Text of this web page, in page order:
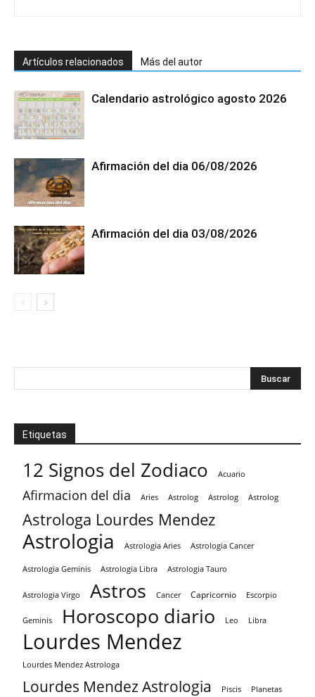
Artículos relacionados Más del autor
Calendario astrológico agosto 2026
Afirmación del dia 06/08/2026
Afirmación del dia 03/08/2026
Etiquetas
12 Signos del Zodiaco Acuario
Afirmacion del dia Aries Astrolog Astrolog Astrolog
Astrologa Lourdes Mendez
Astrologia Astrologia Aries Astrologia Cancer
Astrologia Geminis Astrologia Libra Astrologia Tauro
Astrologia Virgo Astros Cancer Capricornio Escorpio
Geminis Horoscopo diario Leo Libra
Lourdes Mendez
Lourdes Mendez Astrologa
Lourdes Mendez Astrologia Piscis Planetas